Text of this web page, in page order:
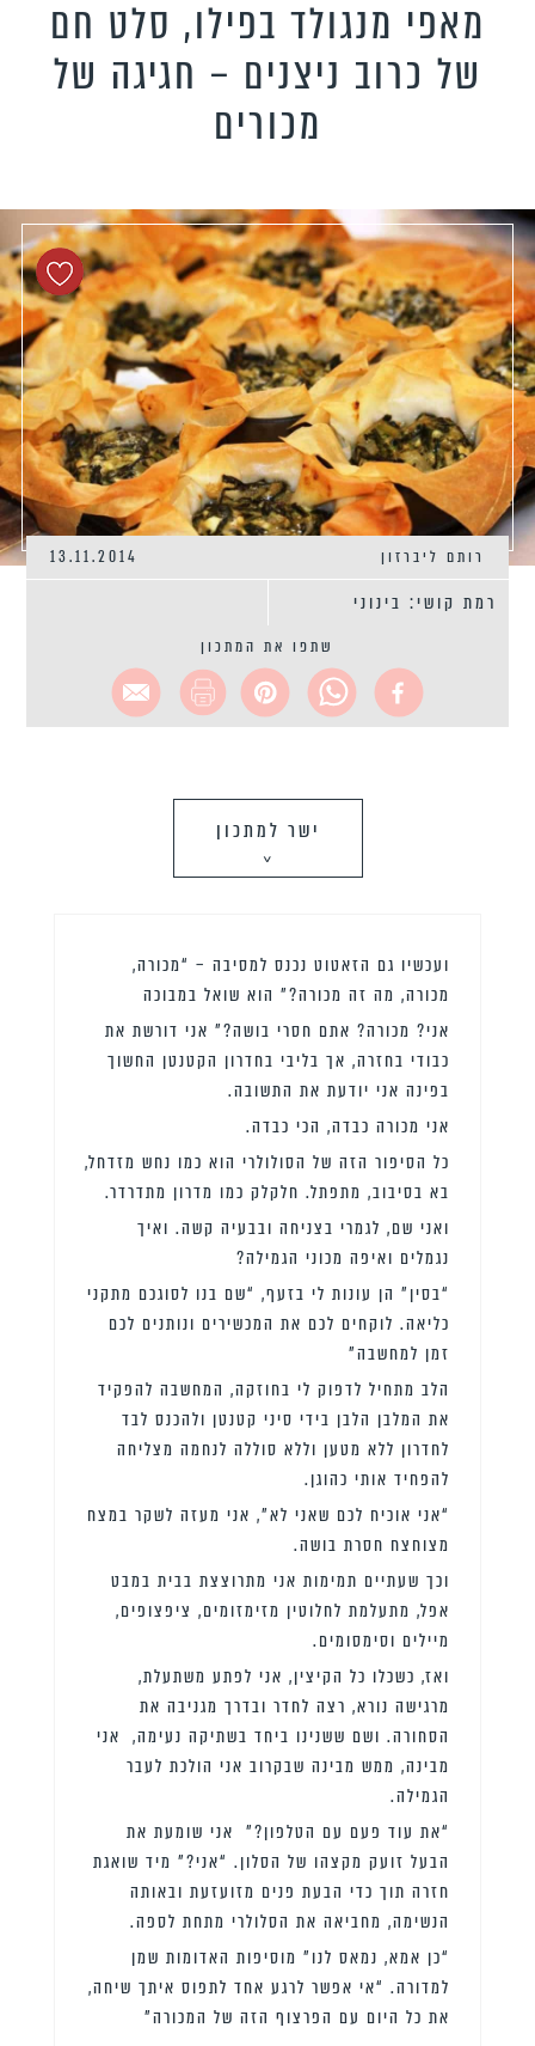
וקישים
צמחוניים
טבעוניים
מאפי מנגולד בפילו, סלט חם
של כרוב ניצנים – חגיגה של
מכורים
13.11.2014 רותם ליברזון
רמת קושי: בינוני
שתפו את המתכון
ישר למתכון
>
ועכשיו גם הזאטוט נכנס למסיבה – “מכורה,
מכורה, מה זה מכורה?” הוא שואל במבוכה
אני? מכורה? אתם חסרי בושה?” אני דורשת את
כבודי בחזרה, אך בליבי בחדרון הקטנטן החשוך
בפינה אני יודעת את התשובה.
אני מכורה כבדה, הכי כבדה.
כל הסיפור הזה של הסולולרי הוא כמו נחש מזדחל,
בא בסיבוב, מתפתל. חלקלק כמו מדרון מתדרדר.
ואני שם, לגמרי בצניחה ובבעיה קשה. ואיך
נגמלים ואיפה מכוני הגמילה?
“בסין” הן עונות לי בזעף, “שם בנו לסוגכם מתקני
כליאה. לוקחים לכם את המכשירים ונותנים לכם
זמן למחשבה”
הלב מתחיל לדפוק לי בחוזקה, המחשבה להפקיד
את המלבן הלבן בידי סיני קטנטן ולהכנס לבד
לחדרון ללא מטען וללא סוללה לנחמה מצליחה
להפחיד אותי כהוגן.
“אני אוכיח לכם שאני לא”, אני מעזה לשקר במצח
מצוחצח חסרת בושה.
וכך שעתיים תמימות אני מתרוצצת בבית במבט
אפל, מתעלמת לחלוטין מזימזומים, ציפצופים,
מיילים וסימסומים.
ואז, כשכלו כל הקיצין, אני לפתע משתעלת,
מרגישה נורא, רצה לחדר ובדרך מגניבה את
הסחורה. ושם ששנינו ביחד בשתיקה נעימה, אני
מבינה, ממש מבינה שבקרוב אני הולכת לעבר
הגמילה.
“את עוד פעם עם הטלפון?” אני שומעת את
הבעל זועק מקצהו של הסלון. “אני?” מיד שואגת
חזרה תוך כדי הבעת פנים מזועזעת ובאותה
הנשימה, מחביאה את הסלולרי מתחת לספה.
“כן אמא, נמאס לנו” מוסיפות האדומות שמן
למדורה. “אי אפשר לרגע אחד לתפוס איתך שיחה,
את כל היום עם הפרצוף הזה של המכורה”